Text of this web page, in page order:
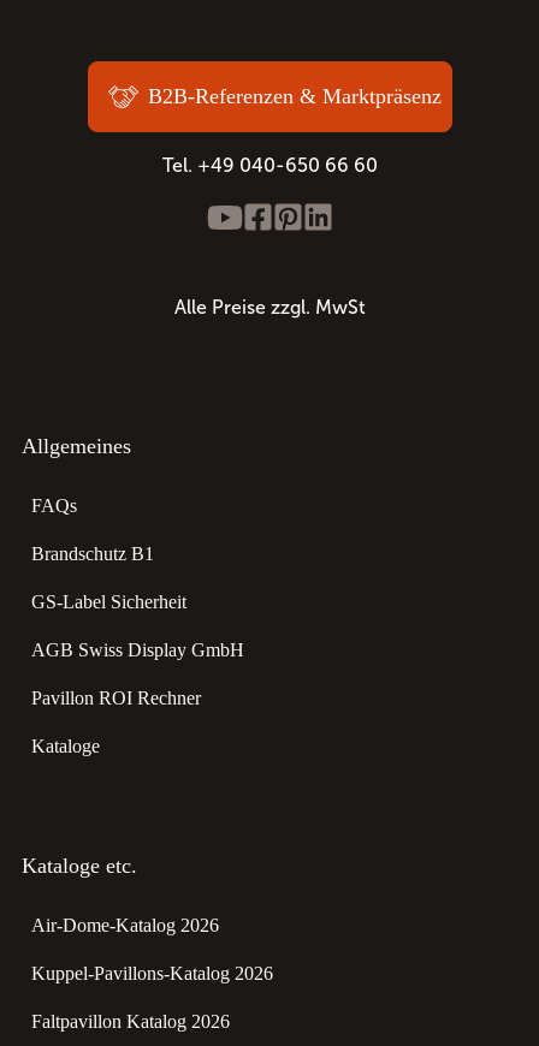
B2B-Referenzen & Marktpräsenz
Tel. +49 040-650 66 60
Alle Preise zzgl. MwSt
Allgemeines
FAQs
Brandschutz B1
GS-Label Sicherheit
AGB Swiss Display GmbH
Pavillon ROI Rechner
Kataloge
Kataloge etc.
Air-Dome-Katalog 2026
Kuppel-Pavillons-Katalog 2026
Faltpavillon Katalog 2026